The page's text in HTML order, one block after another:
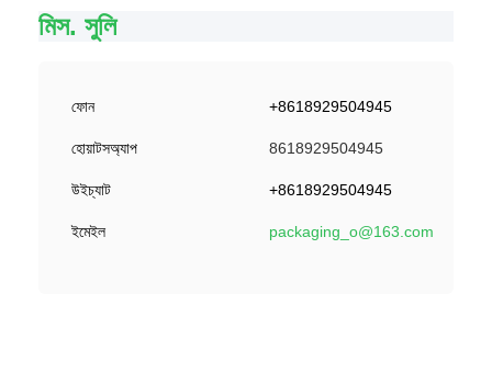
মিস. সুলি
ফোন +8618929504945
হোয়াটসঅ্যাপ 8618929504945
উইচ্যাট +8618929504945
ইমেইল packaging_o@163.com